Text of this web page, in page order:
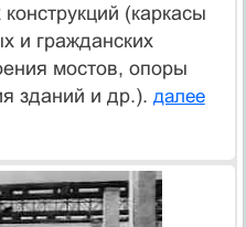
(каркасы
и гражданских
мостов, опоры
зданий и др.). далее